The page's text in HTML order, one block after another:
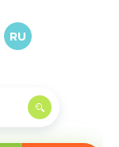
RU